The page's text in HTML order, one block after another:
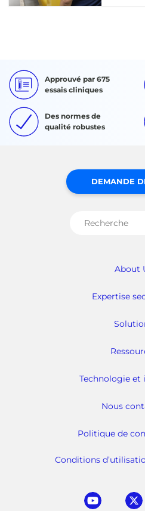
Approuvé par 675
essais cliniques
Des normes de
qualité robustes
About
Expertise
Technologie et
Nous
Politique de
Conditions
DEMANDE
Rechercher :